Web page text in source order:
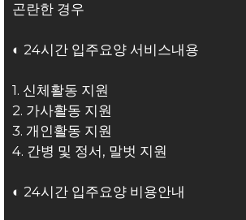
곤란한 경우
◐ 24시간 입주요양 서비스내용
1. 신체활동 지원
2. 가사활동 지원
3. 개인활동 지원
4. 간병 및 정서, 말벗 지원
◐ 24시간 입주요양 비용안내